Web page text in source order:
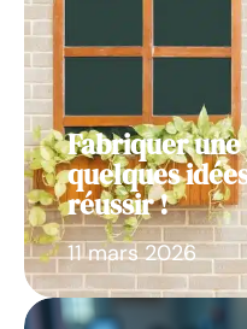
Fabriquer
quelques
réussir !
11 mars 2026